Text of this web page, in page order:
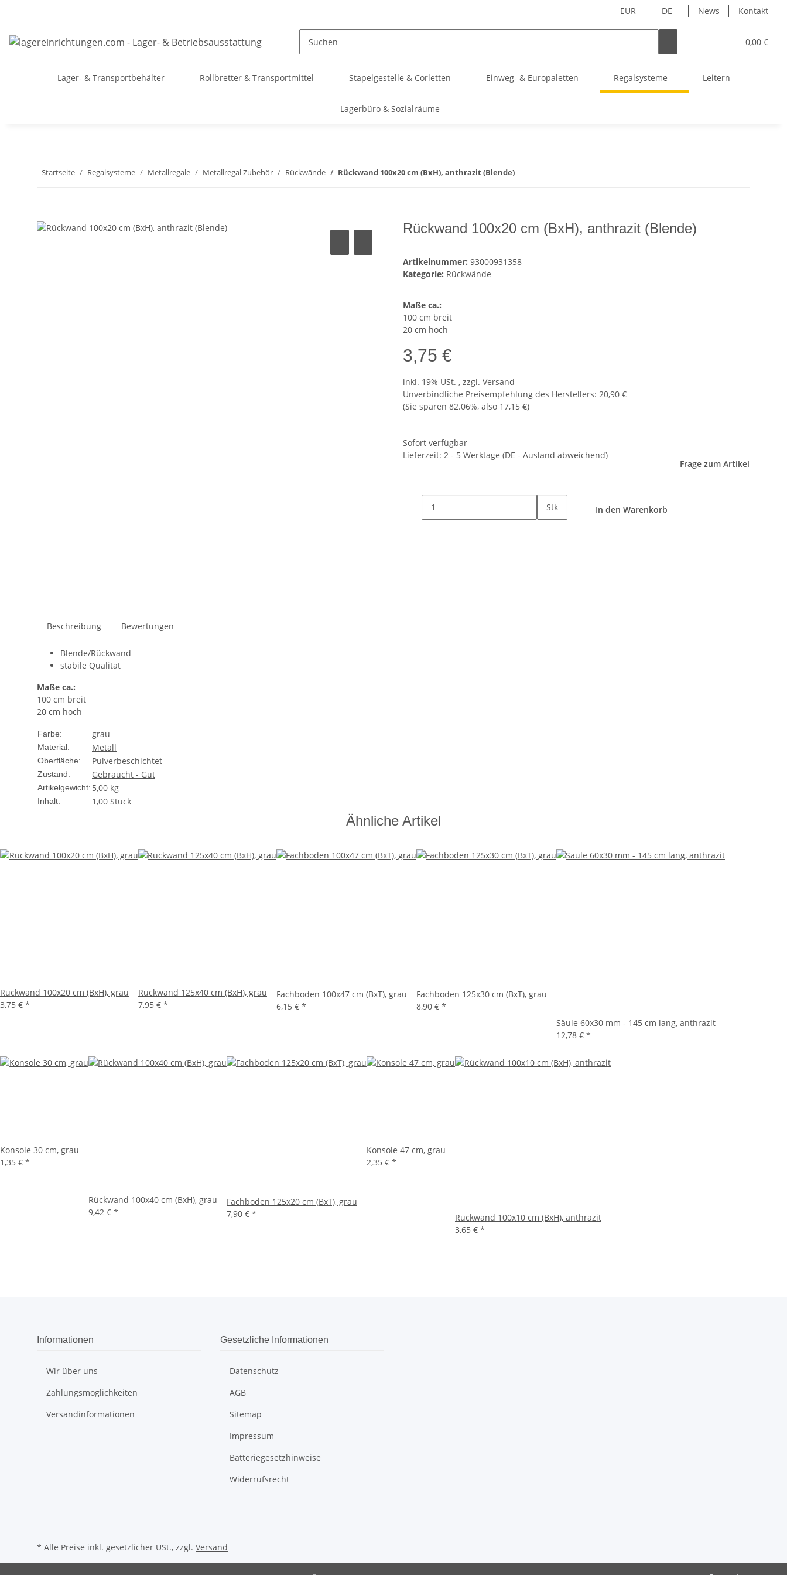
EUR DE News Kontakt
0,00 €
Lager- & Transportbehälter Rollbretter & Transportmittel Stapelgestelle & Corletten Einweg- & Europaletten Regalsysteme Leitern
Lagerbüro & Sozialräume
Startseite Regalsysteme Metallregale Metallregal Zubehör Rückwände Rückwand 100x20 cm (BxH), anthrazit (Blende)
Rückwand 100x20 cm (BxH), anthrazit (Blende)
Artikelnummer: 93000931358
Kategorie: Rückwände
Maße ca.:
100 cm breit
20 cm hoch
3,75 €
inkl. 19% USt. , zzgl. Versand
Unverbindliche Preisempfehlung des Herstellers: 20,90 €
(Sie sparen 82.06%, also 17,15 €)
Sofort verfügbar
Lieferzeit: 2 - 5 Werktage (DE - Ausland abweichend)
Frage zum Artikel
Stk In den Warenkorb
Beschreibung Bewertungen
Blende/Rückwand
stabile Qualität
Maße ca.:
100 cm breit
20 cm hoch
Farbe: grau
Material: Metall
Oberfläche: Pulverbeschichtet
Zustand: Gebraucht - Gut
Artikelgewicht: 5,00 kg
Inhalt: 1,00 Stück
Ähnliche Artikel
Rückwand 100x20 cm (BxH), grau
3,75 € *
Rückwand 125x40 cm (BxH), grau
7,95 € *
Fachboden 100x47 cm (BxT), grau
6,15 € *
Fachboden 125x30 cm (BxT), grau
8,90 € *
Säule 60x30 mm - 145 cm lang, anthrazit
12,78 € *
Konsole 30 cm, grau
1,35 € *
Rückwand 100x40 cm (BxH), grau
9,42 € *
Fachboden 125x20 cm (BxT), grau
7,90 € *
Konsole 47 cm, grau
2,35 € *
Rückwand 100x10 cm (BxH), anthrazit
3,65 € *
Informationen
Wir über uns
Zahlungsmöglichkeiten
Versandinformationen
Gesetzliche Informationen
Datenschutz
AGB
Sitemap
Impressum
Batteriegesetzhinweise
Widerrufsrecht
* Alle Preise inkl. gesetzlicher USt., zzgl. Versand